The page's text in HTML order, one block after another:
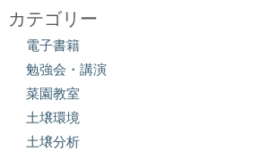
カテゴリー
電子書籍
勉強会・講演
菜園教室
土壌環境
土壌分析